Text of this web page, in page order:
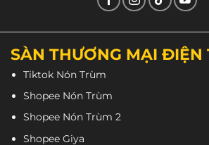
SÀN THƯƠNG MẠI ĐIỆN
Tiktok Nón Trùm
Shopee Nón Trùm
Shopee Nón Trùm 2
Shopee Giya